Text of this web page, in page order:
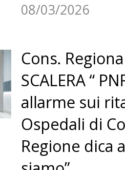
08/03/2026
Cons.
SCALERA “
allarme sui
Ospedali di
Regione dica